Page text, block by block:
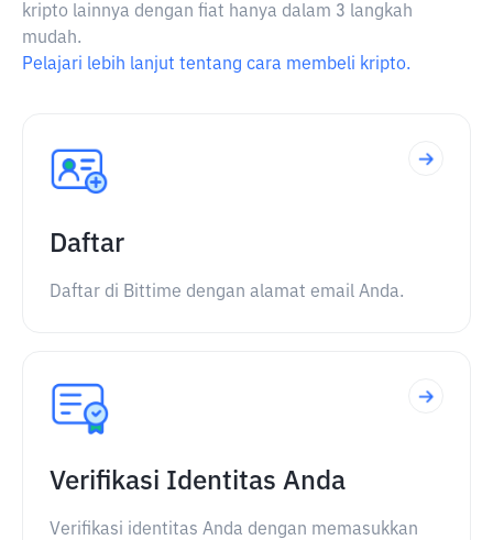
kripto lainnya dengan fiat hanya dalam 3 langkah
mudah.
Pelajari lebih lanjut tentang cara membeli kripto.
Daftar
Daftar di Bittime dengan alamat email Anda.
Verifikasi Identitas Anda
Verifikasi identitas Anda dengan memasukkan